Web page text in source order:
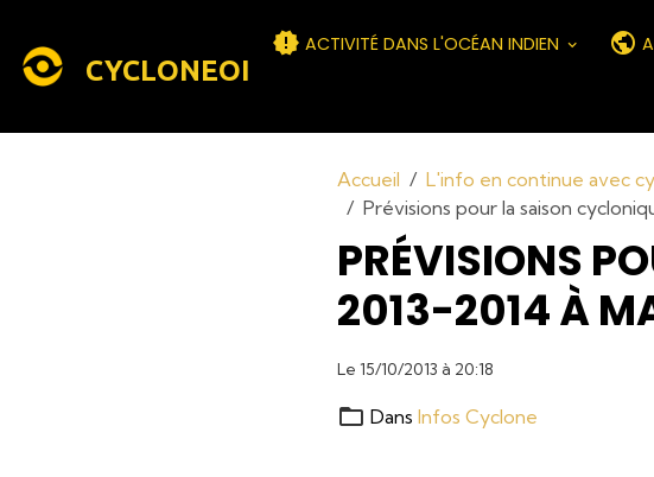
CYCLONEOI
ACTIVITÉ DANS L'OCÉAN INDIEN
Accueil L'info en continue avec
Prévisions pour la saison
PRÉVISIONS
2013-2014 À
Le 15/10/2013 à 20:18
Dans Infos Cyclone